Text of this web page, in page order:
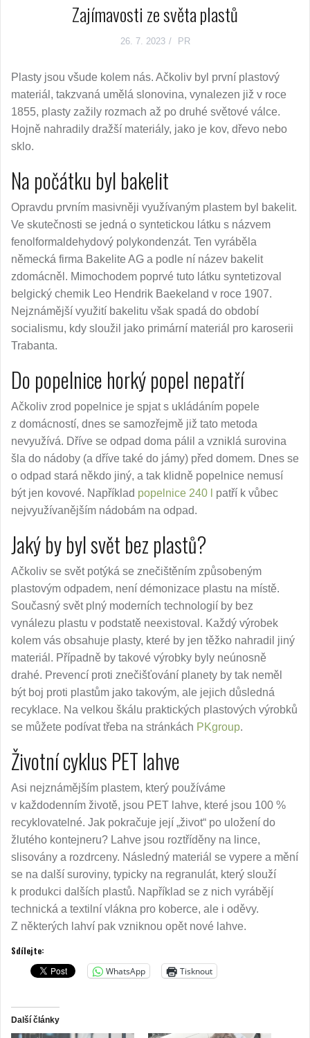
Zajímavosti ze světa plastů
26. 7. 2023 PR
Plasty jsou všude kolem nás. Ačkoliv byl první plastový
materiál, takzvaná umělá slonovina, vynalezen již v roce
1855, plasty zažily rozmach až po druhé světové válce.
Hojně nahradily dražší materiály, jako je kov, dřevo nebo
sklo.
Na počátku byl bakelit
Opravdu prvním masivněji využívaným plastem byl bakelit.
Ve skutečnosti se jedná o syntetickou látku s názvem
fenolformaldehydový polykondenzát. Ten vyráběla
německá firma Bakelite AG a podle ní název bakelit
zdomácněl. Mimochodem poprvé tuto látku syntetizoval
belgický chemik Leo Hendrik Baekeland v roce 1907.
Nejznámější využití bakelitu však spadá do období
socialismu, kdy sloužil jako primární materiál pro karoserii
Trabanta.
Do popelnice horký popel nepatří
Ačkoliv zrod popelnice je spjat s ukládáním popele
z domácností, dnes se samozřejmě již tato metoda
nevyužívá. Dříve se odpad doma pálil a vzniklá surovina
šla do nádoby (a dříve také do jámy) před domem. Dnes se
o odpad stará někdo jiný, a tak klidně popelnice nemusí
být jen kovové. Například popelnice 240 l
patří k vůbec
nejvyužívanějším nádobám na odpad.
Jaký by byl svět bez plastů?
Ačkoliv se svět potýká se znečištěním způsobeným
plastovým odpadem, není démonizace plastu na místě.
Současný svět plný moderních technologií by bez
vynálezu plastu v podstatě neexistoval. Každý výrobek
kolem vás obsahuje plasty, které by jen těžko nahradil jiný
materiál. Případně by takové výrobky byly neúnosně
drahé. Prevencí proti znečišťování planety by tak neměl
být boj proti plastům jako takovým, ale jejich důsledná
recyklace. Na velkou škálu praktických plastových výrobků
se můžete podívat třeba na stránkách PKgroup.
Životní cyklus PET lahve
Asi nejznámějším plastem, který používáme
v každodenním životě, jsou PET lahve, které jsou 100 %
recyklovatelné. Jak pokračuje její „život“ po uložení do
žlutého kontejneru? Lahve jsou roztříděny na lince,
slisovány a rozdrceny. Následný materiál se vypere a mění
se na další suroviny, typicky na regranulát, který slouží
k produkci dalších plastů. Například se z nich vyrábějí
technická a textilní vlákna pro koberce, ale i oděvy.
Z některých lahví pak vzniknou opět nové lahve.
Sdílejte:
WhatsApp
Tisknout
Další články